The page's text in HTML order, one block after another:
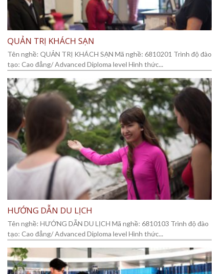
QUẢN TRỊ KHÁCH SẠN
Tên nghề: QUẢN TRỊ KHÁCH SẠN Mã nghề: 6810201 Trình độ đào
tạo: Cao đẳng/ Advanced Diploma level Hình thức...
HƯỚNG DẪN DU LỊCH
Tên nghề: HƯỚNG DẪN DU LỊCH Mã nghề: 6810103 Trình độ đào
tạo: Cao đẳng/ Advanced Diploma level Hình thức...